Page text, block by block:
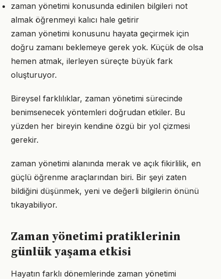
zaman yönetimi konusunda edinilen bilgileri not
almak öğrenmeyi kalıcı hale getirir
zaman yönetimi konusunu hayata geçirmek için
doğru zamanı beklemeye gerek yok. Küçük de olsa
hemen atmak, ilerleyen süreçte büyük fark
oluşturuyor.
Bireysel farklılıklar, zaman yönetimi sürecinde
benimsenecek yöntemleri doğrudan etkiler. Bu
yüzden her bireyin kendine özgü bir yol çizmesi
gerekir.
zaman yönetimi alanında merak ve açık fikirlilik, en
güçlü öğrenme araçlarından biri. Bir şeyi zaten
bildiğini düşünmek, yeni ve değerli bilgilerin önünü
tıkayabiliyor.
Zaman yönetimi pratiklerinin
günlük yaşama etkisi
Hayatın farklı dönemlerinde zaman yönetimi